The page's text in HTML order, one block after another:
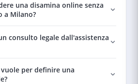
una disamina online senza
a Milano?
consulto legale dall'assistenza
per definire una